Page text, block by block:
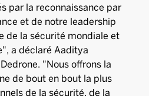
par la reconnaissance par
et de notre leadership
de la sécurité mondiale et
a déclaré Aaditya
"Nous offrons la
de bout en bout la plus
de la sécurité, de la